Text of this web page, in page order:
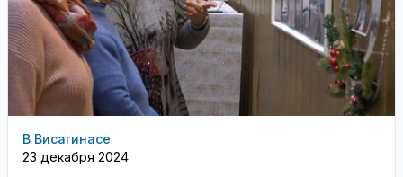
В Висагинасе
23 декабря 2024